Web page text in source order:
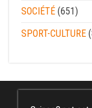
SOCIÉTÉ (651)
SPORT-CULTURE